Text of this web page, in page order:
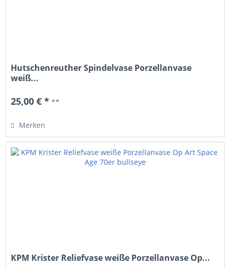
Hutschenreuther Spindelvase Porzellanvase
weiß...
25,00 € * **
Merken
KPM Krister Reliefvase weiße Porzellanvase Op...